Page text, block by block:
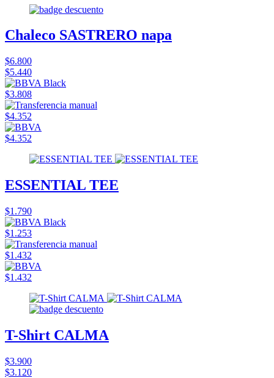
Chaleco SASTRERO napa
$6.800
$5.440
$3.808
$4.352
$4.352
ESSENTIAL TEE
$1.790
$1.253
$1.432
$1.432
T-Shirt CALMA
$3.900
$3.120